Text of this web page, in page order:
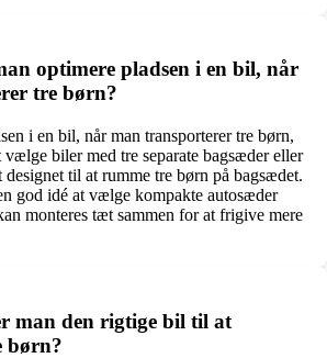
optimere pladsen i en bil, når
tre børn?
i en bil, når man transporterer tre børn,
vælge biler med tre separate bagsæder eller
til at rumme tre børn på bagsædet.
god idé at vælge kompakte autosæder
monteres tæt sammen for at frigive mere
man den rigtige bil til at
børn?